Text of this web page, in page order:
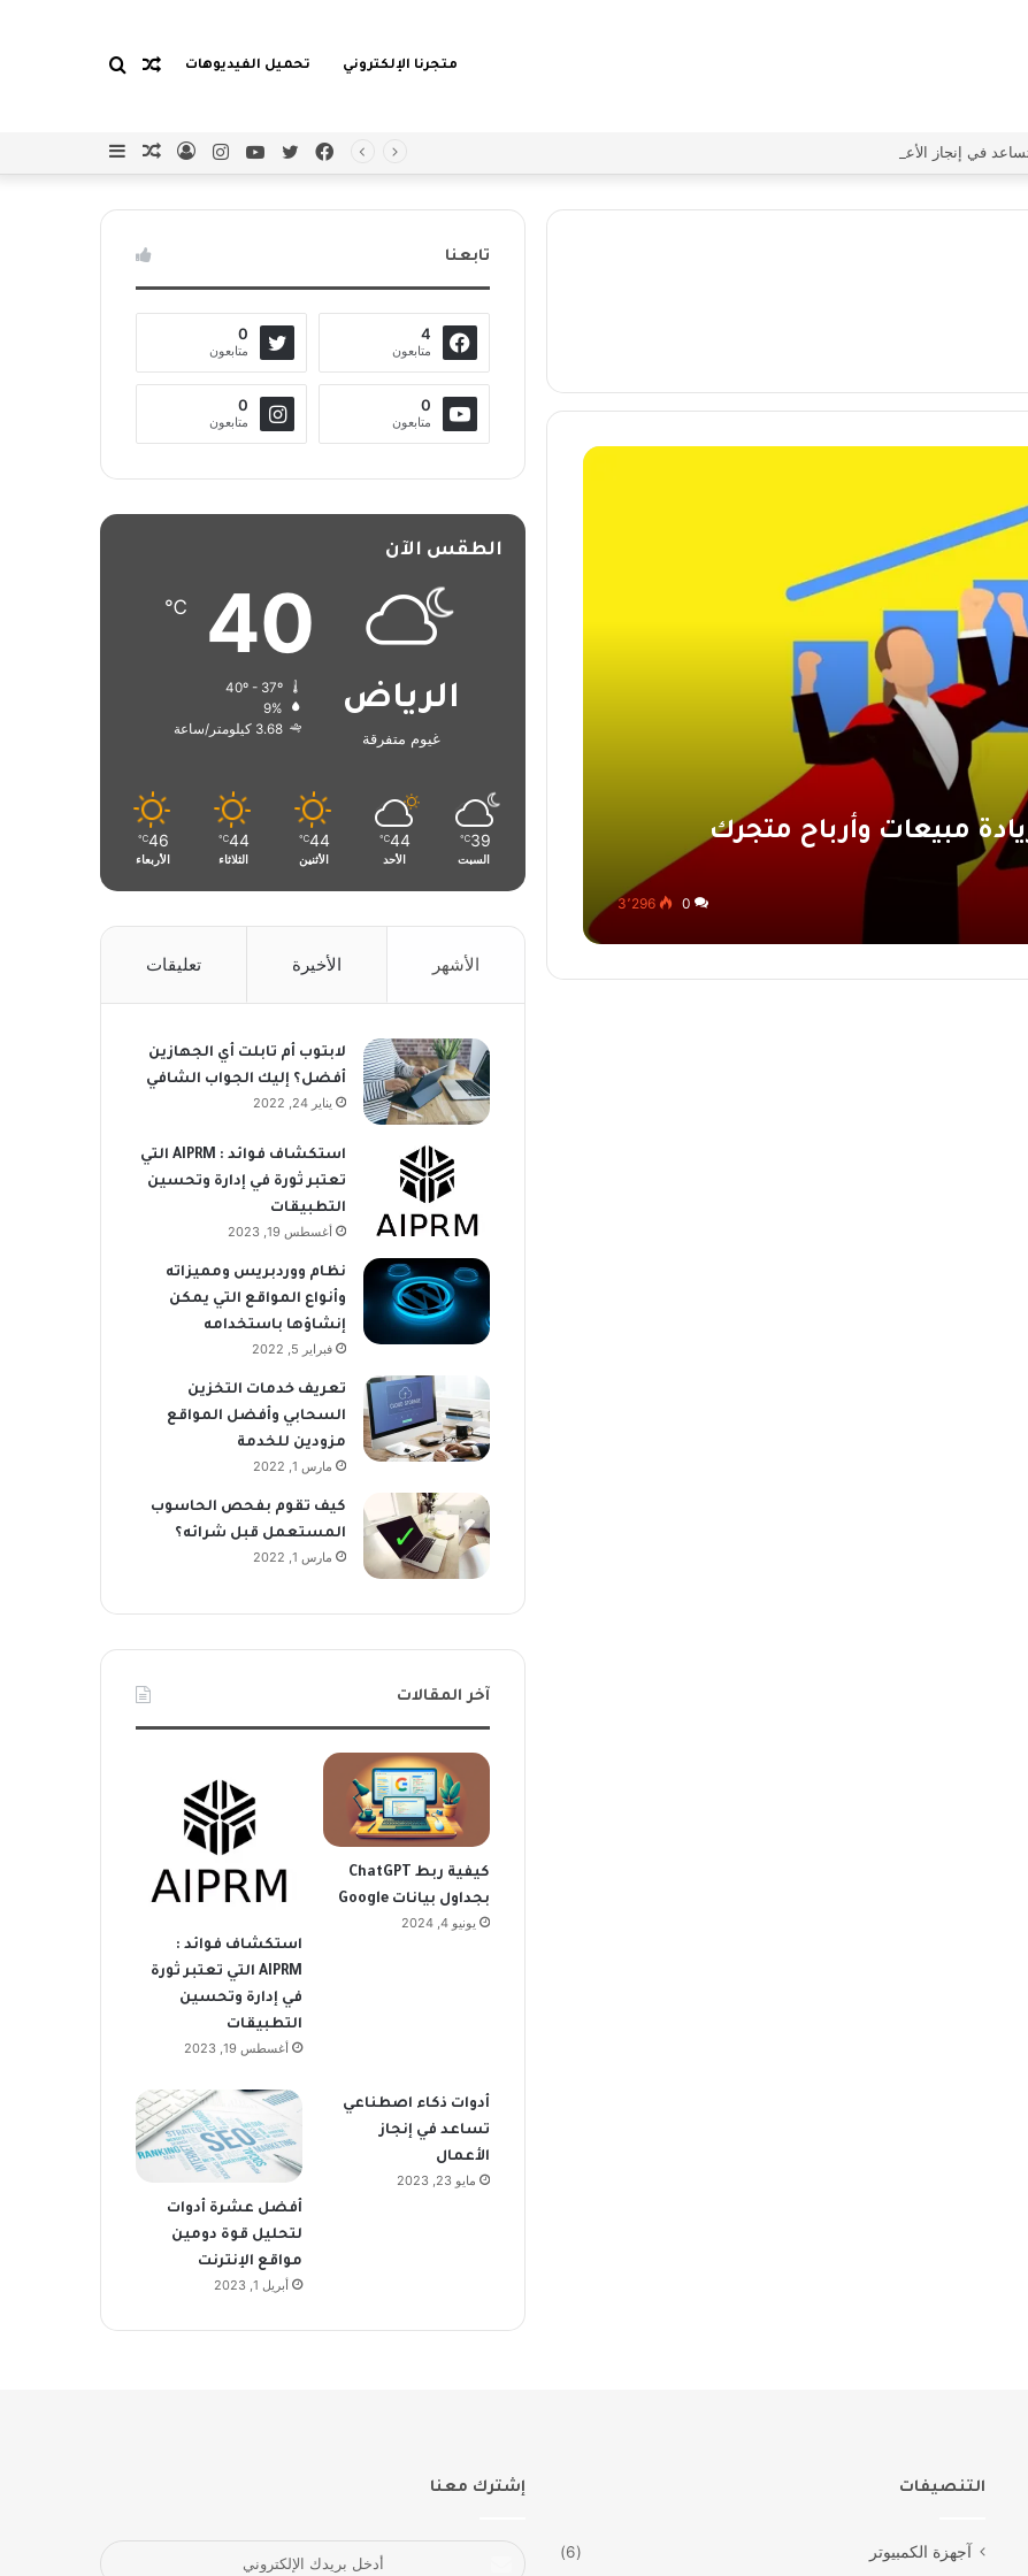
متجرنا الإلكتروني تحميل الفيديوهات مقال
في إنجاز الأعمال
مقال تسجيل
انستقرام يوتيوب تويتر
فيسبوك
مبيعات وأرباح متجرك
0 3٬296
تابعنا
4
متابعون
0
متابعون
0
متابعون
0
متابعون
الطقس الآن
الرياض
غيوم متفرقة
40
℃
9%
3.68 كيلومتر/ساعة
39
℃
السبت
44
℃
الأحد
44
℃
الأثنين
44
℃
الثلاثاء
46
℃
الأربعاء
الأشهر الأخيرة تعليقات
لابتوب أم تابلت أي الجهازين
أفضل؟ إليك الجواب الشافي
يناير 24, 2022
استكشاف فوائد : AIPRM التي
تعتبر ثورة في إدارة وتحسين
التطبيقات
أغسطس 19, 2023
نظام ووردبريس ومميزاته
وأنواع المواقع التي يمكن
إنشاؤها باستخدامه
فبراير 5, 2022
تعريف خدمات التخزين
السحابي وأفضل المواقع
مزودين للخدمة
مارس 1, 2022
كيف تقوم بفحص الحاسوب
المستعمل قبل شرائه؟
مارس 1, 2022
آخر المقالات
كيفية ربط ChatGPT
بجداول بيانات Google
يونيو 4, 2024
استكشاف فوائد :
AIPRM التي تعتبر ثورة
في إدارة وتحسين
التطبيقات
أغسطس 19, 2023
أدوات ذكاء اصطناعي
تساعد في إنجاز
الأعمال
مايو 23, 2023
أفضل عشرة أدوات
لتحليل قوة دومين
مواقع الإنترنت
أبريل 1, 2023
التنصيفات
آجهزة الكمبيوتر (6)
إشترك معنا
أدخل